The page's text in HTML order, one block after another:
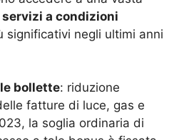
servizi a condizioni
significativi negli ultimi anni
bollette: riduzione
fatture di luce, gas e
la soglia ordinaria di